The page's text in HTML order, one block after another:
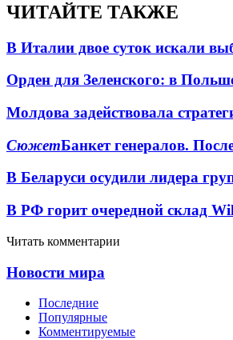
ЧИТАЙТЕ ТАКЖЕ
В Италии двое суток искали
Орден для Зеленского: в
Молдова задействовала
СюжетБанкет генералов.
В Беларуси осудили лидера
В РФ горит очередной склад
Читать комментарии
Новости мира
Последние
Популярные
Комментируемые